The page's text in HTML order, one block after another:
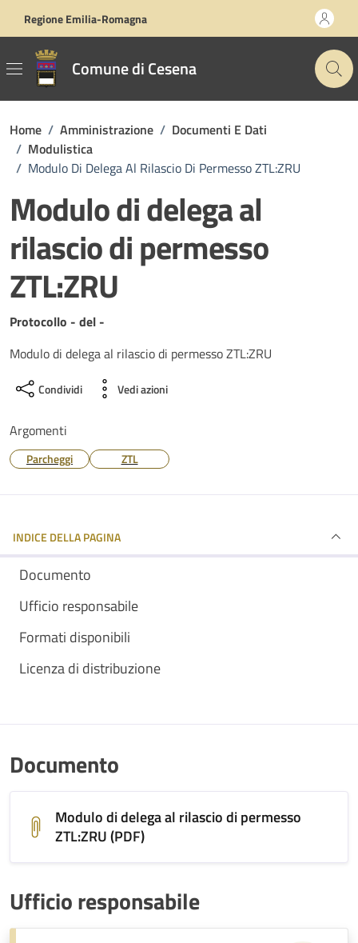
Regione Emilia-Romagna
Comune di Cesena
Home / Amministrazione / Documenti E Dati
/ Modulistica
/ Modulo Di Delega Al Rilascio Di Permesso ZTL:ZRU
Modulo di delega al
rilascio di permesso
ZTL:ZRU
Dettagli del documento
Protocollo - del -
Modulo di delega al rilascio di permesso ZTL:ZRU
Condividi Vedi azioni
Argomenti
Parcheggi ZTL
INDICE DELLA PAGINA
Documento
Ufficio responsabile
Formati disponibili
Licenza di distribuzione
Documento
Modulo di delega al rilascio di permesso
ZTL:ZRU (PDF)
Ufficio responsabile